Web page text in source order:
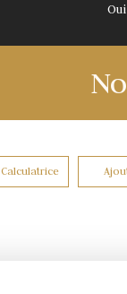
Oui
Calculatrice